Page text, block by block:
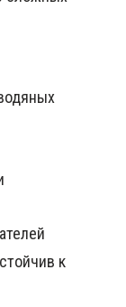
к